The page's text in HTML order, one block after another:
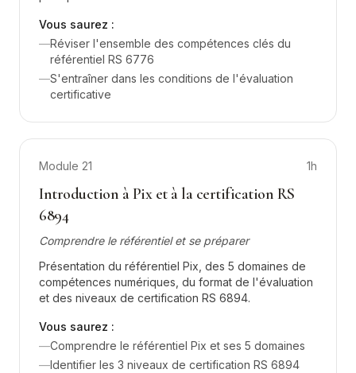
Vous saurez :
—Réviser l'ensemble des compétences clés du
référentiel RS 6776
—S'entraîner dans les conditions de l'évaluation
certificative
Module 21 1h
Introduction à Pix et à la certification RS
6894
Comprendre le référentiel et se préparer
Présentation du référentiel Pix, des 5 domaines de
compétences numériques, du format de l'évaluation
et des niveaux de certification RS 6894.
Vous saurez :
—Comprendre le référentiel Pix et ses 5 domaines
—Identifier les 3 niveaux de certification RS 6894